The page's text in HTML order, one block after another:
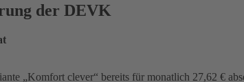
der DEVK
„Komfort clever“ bereits für monatlich 27,62 €